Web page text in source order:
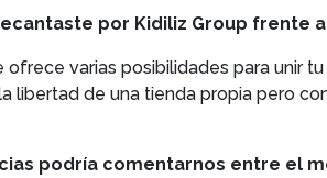
por Kidiliz Group frente
ofrece varias posibilidades para unir
libertad de una tienda propia pero
podría comentarnos entre el